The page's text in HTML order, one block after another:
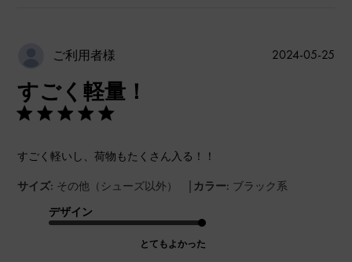
ご利用者様
すごく軽量！
すごく軽いし、荷物もたくさん入る！！
サイズ: その他（シューズ以外） | カラー: ブラック系
デザイン
とてもよかった
公
2024-05-25